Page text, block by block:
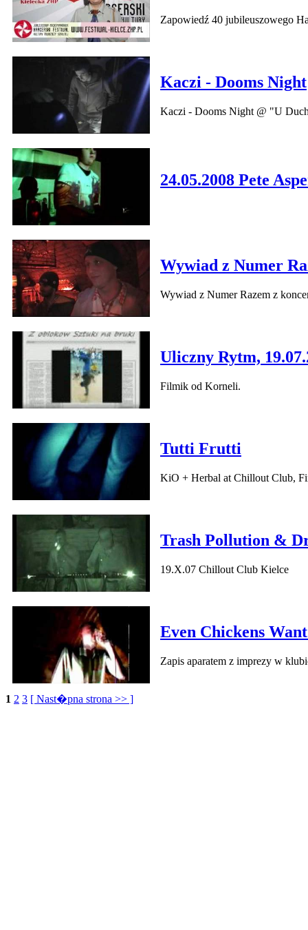
Zapowiedź 40 jubileuszowego
Kaczi - Dooms Night
Kaczi - Dooms Night @ "U
24.05.2008 Pete
Wywiad z Numer
Wywiad z Numer Razem z
Uliczny Rytm,
Filmik od Korneli.
Tutti Frutti
KiO + Herbal at Chillout Club,
Trash Pollution &
19.X.07 Chillout Club Kielce
Even Chickens
Zapis aparatem z imprezy w
1 2 3 [ Nast�pna strona >> ]